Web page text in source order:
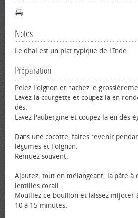
Notes
Le dhal est un plat typique de l'Inde.
Préparation
Pelez l'oignon et hachez le
Lavez la courgette et coupez la en
dés.
Lavez l'aubergine et coupez la en dés
Dans une cocotte, faites revenir
légumes et l'oignon.
Remuez souvent.
Ajoutez, tout en mélangeant, la pâte à
lentilles corail.
Mouillez de bouillon et laissez mijoter
10 à 15 minutes.